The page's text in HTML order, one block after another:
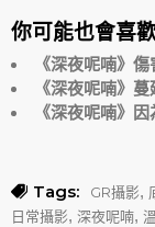
你可能也會喜
《深夜呢喃》
《深夜呢喃》蔓
《深夜呢喃》
Tags: GR攝影,
日常攝影, 深夜呢喃,